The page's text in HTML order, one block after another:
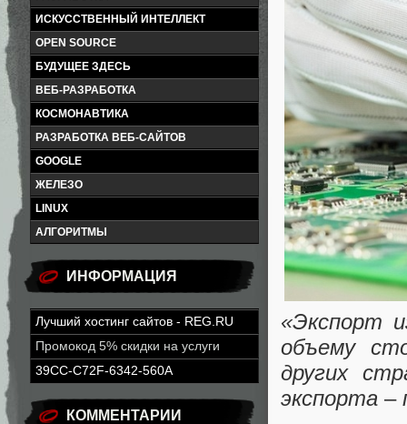
ИСКУССТВЕННЫЙ ИНТЕЛЛЕКТ
OPEN SOURCE
БУДУЩЕЕ ЗДЕСЬ
ВЕБ-РАЗРАБОТКА
КОСМОНАВТИКА
РАЗРАБОТКА ВЕБ-САЙТОВ
GOOGLE
ЖЕЛЕЗО
LINUX
АЛГОРИТМЫ
ИНФОРМАЦИЯ
Лучший хостинг сайтов - REG.RU
Промокод 5% скидки на услуги
39CC-C72F-6342-560A
КОММЕНТАРИИ
«Экспорт
объему
других
экспорта –